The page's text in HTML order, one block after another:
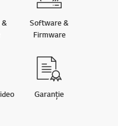
Software &
Firmware
Garanție